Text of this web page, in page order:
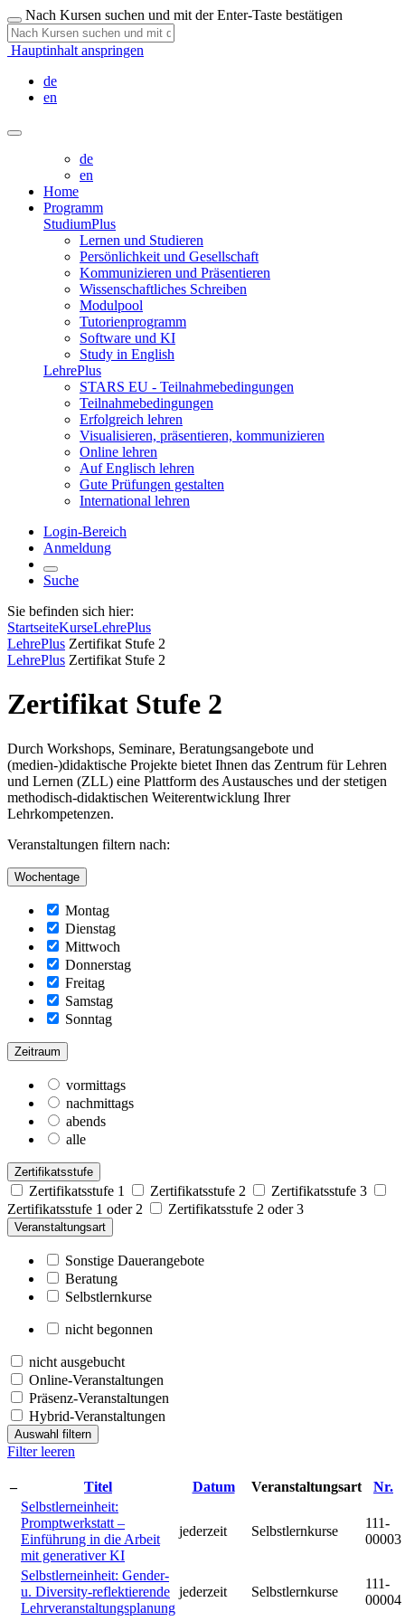
Nach Kursen suchen und mit der Enter-Taste bestätigen
Hauptinhalt anspringen
de
en
de
en
Home
Programm
StudiumPlus
Lernen und Studieren
Persönlichkeit und Gesellschaft
Kommunizieren und Präsentieren
Wissenschaftliches Schreiben
Modulpool
Tutorienprogramm
Software und KI
Study in English
LehrePlus
STARS EU - Teilnahmebedingungen
Teilnahmebedingungen
Erfolgreich lehren
Visualisieren, präsentieren, kommunizieren
Online lehren
Auf Englisch lehren
Gute Prüfungen gestalten
International lehren
Login-Bereich
Anmeldung
Suche
Sie befinden sich hier:
StartseiteKurseLehrePlus
LehrePlus Zertifikat Stufe 2
LehrePlus Zertifikat Stufe 2
Zertifikat Stufe 2
Durch Workshops, Seminare, Beratungsangebote und
(medien-)didaktische Projekte bietet Ihnen das Zentrum für Lehren
und Lernen (ZLL) eine Plattform des Austausches und der stetigen
methodisch-didaktischen Weiterentwicklung Ihrer
Lehrkompetenzen.
Veranstaltungen filtern nach:
Wochentage
Montag
Dienstag
Mittwoch
Donnerstag
Freitag
Samstag
Sonntag
Zeitraum
vormittags
nachmittags
abends
alle
Zertifikatsstufe
Zertifikatsstufe 1 Zertifikatsstufe 2
Zertifikatsstufe 3
Zertifikatsstufe 1 oder 2
Zertifikatsstufe 2 oder 3
Veranstaltungsart
Sonstige Dauerangebote
Beratung
Selbstlernkurse
nicht begonnen
nicht ausgebucht
Online-Veranstaltungen
Präsenz-Veranstaltungen
Hybrid-Veranstaltungen
Auswahl filtern
Filter leeren
– Titel Datum Veranstaltungsart
Nr.
Selbstlerneinheit:
Promptwerkstatt –
Einführung in die Arbeit
mit generativer KI
jederzeit Selbstlernkurse
111-
00003
Selbstlerneinheit: Gender-
u. Diversity-reflektierende
Lehrveranstaltungsplanung
jederzeit Selbstlernkurse
111-
00004